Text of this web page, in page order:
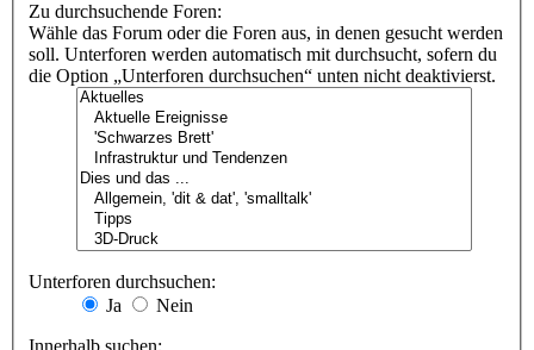
Zu durchsuchende Foren:
Wähle das Forum oder die Foren aus, in denen gesucht werden
soll. Unterforen werden automatisch mit durchsucht, sofern du
die Option „Unterforen durchsuchen“ unten nicht deaktivierst.
Unterforen durchsuchen:
Ja
Nein
Innerhalb suchen: